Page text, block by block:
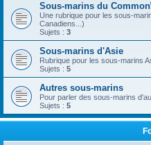
Sous-marins du
Une rubrique pour les sous-
Canadiens...)
Sujets : 3
Sous-marins d'Asie
Rubrique pour les sous-marins
Sujets : 5
Autres sous-marins
Pour parler des sous-marins
Sujets : 5